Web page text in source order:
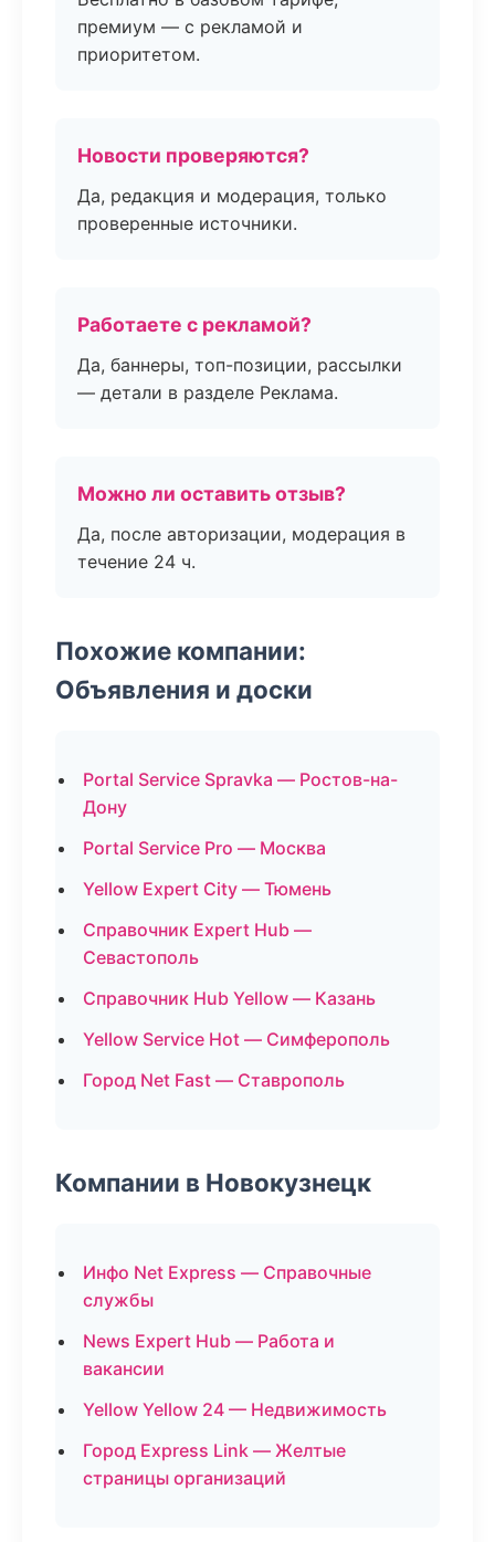
премиум — с рекламой и
приоритетом.
Новости проверяются?
Да, редакция и модерация, только
проверенные источники.
Работаете с рекламой?
Да, баннеры, топ-позиции, рассылки
— детали в разделе Реклама.
Можно ли оставить отзыв?
Да, после авторизации, модерация в
течение 24 ч.
Похожие компании:
Объявления и доски
Portal Service Spravka — Ростов-на-
Дону
Portal Service Pro — Москва
Yellow Expert City — Тюмень
Справочник Expert Hub —
Севастополь
Справочник Hub Yellow — Казань
Yellow Service Hot — Симферополь
Город Net Fast — Ставрополь
Компании в Новокузнецк
Инфо Net Express — Справочные
службы
News Expert Hub — Работа и
вакансии
Yellow Yellow 24 — Недвижимость
Город Express Link — Желтые
страницы организаций